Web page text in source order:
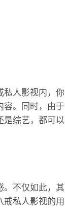
私人影视内，你
容。同时，由于
是综艺，都可以
。不仅如此，其
私人影视的用